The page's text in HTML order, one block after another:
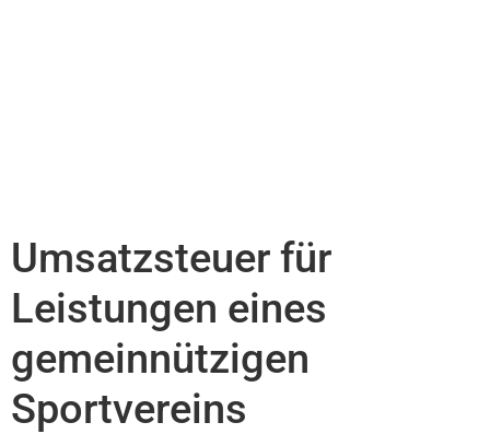
Umsatzsteuer für
Leistungen eines
gemeinnützigen
Sportvereins